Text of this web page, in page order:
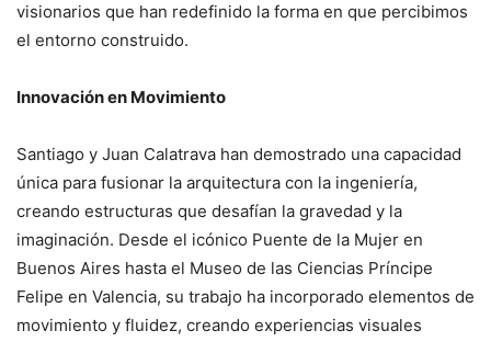
visionarios que han redefinido la forma en que percibimos
el entorno construido.
Innovación en Movimiento
Santiago y Juan Calatrava han demostrado una capacidad
única para fusionar la arquitectura con la ingeniería,
creando estructuras que desafían la gravedad y la
imaginación. Desde el icónico Puente de la Mujer en
Buenos Aires hasta el Museo de las Ciencias Príncipe
Felipe en Valencia, su trabajo ha incorporado elementos de
movimiento y fluidez, creando experiencias visuales